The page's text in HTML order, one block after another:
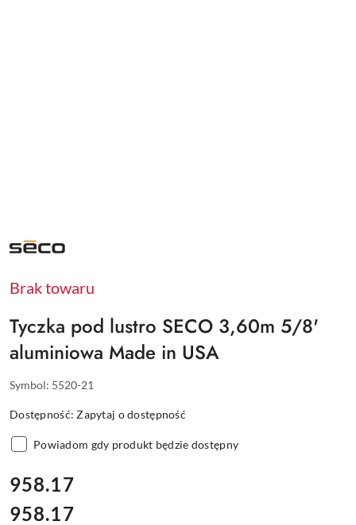
NAZWA
PRODUCENTA:
Brak towaru
Tyczka pod lustro SECO 3,60m 5/8'
aluminiowa Made in USA
Symbol: 5520-21
Dostępność:Zapytaj o dostępność
Powiadom gdy produkt będzie dostępny
cena:
958.17
Cena:
958.17